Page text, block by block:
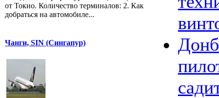
от Токио. Количество терминалов: 2. Как
добраться на автомобиле...
Чанги, SIN (Сингапур)